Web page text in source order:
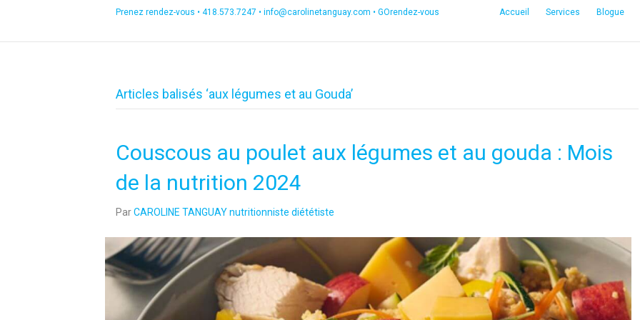
Prenez rendez-vous • 418.573.7247 • info@carolinetanguay.com • GOrendez-vous Accueil Services Blogue
Articles balisés ‘aux légumes et au Gouda’
Couscous au poulet aux légumes et au gouda : Mois
de la nutrition 2024
ParCAROLINE TANGUAY nutritionniste diététiste